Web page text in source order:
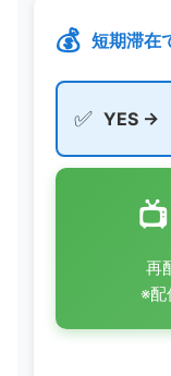
💰 短期滞在
✅ YES →
📺
再
※配